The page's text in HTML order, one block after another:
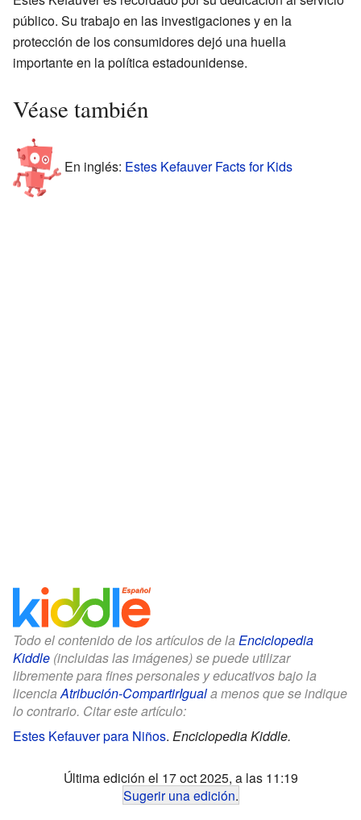
público. Su trabajo en las investigaciones y en la
protección de los consumidores dejó una huella
importante en la política estadounidense.
Véase también
En inglés: Estes Kefauver Facts for Kids
Todo el contenido de los artículos de la Enciclopedia
Kiddle (incluidas las imágenes) se puede utilizar
libremente para fines personales y educativos bajo la
licenciaAtribución-CompartirIguala menos que se indique
lo contrario. Citar este artículo:
Estes Kefauver para Niños. Enciclopedia Kiddle.
Última edición el 17 oct 2025, a las 11:19
Sugerir una edición.